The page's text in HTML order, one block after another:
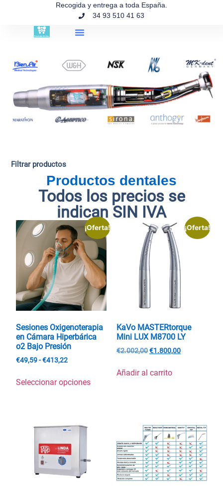
Recogida y entrega a toda España.
34 93 510 41 63
Filtrar productos
Productos dentales
Todos los precios se
indican SIN IVA
¡Oferta!
Sesiones Oxigenoterapia
en Cámara Hiperbárica
o2 Bajo Presión
€49,59 -€413,22
Seleccionar opciones
¡Oferta!
KaVo MASTERtorque
Mini LUX M8700 LY
€2.002,00€1.800,00
Añadir al carrito